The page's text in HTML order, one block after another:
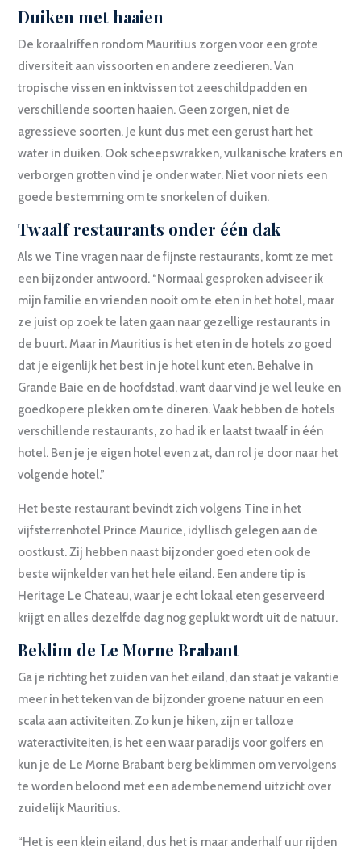
Duiken met haaien
De koraalriffen rondom Mauritius zorgen voor een grote
diversiteit aan vissoorten en andere zeedieren. Van
tropische vissen en inktvissen tot zeeschildpadden en
verschillende soorten haaien. Geen zorgen, niet de
agressieve soorten. Je kunt dus met een gerust hart het
water in duiken. Ook scheepswrakken, vulkanische kraters en
verborgen grotten vind je onder water. Niet voor niets een
goede bestemming om te snorkelen of duiken.
Twaalf restaurants onder één dak
Als we Tine vragen naar de fijnste restaurants, komt ze met
een bijzonder antwoord. “Normaal gesproken adviseer ik
mijn familie en vrienden nooit om te eten in het hotel, maar
ze juist op zoek te laten gaan naar gezellige restaurants in
de buurt. Maar in Mauritius is het eten in de hotels zo goed
dat je eigenlijk het best in je hotel kunt eten. Behalve in
Grande Baie en de hoofdstad, want daar vind je wel leuke en
goedkopere plekken om te dineren. Vaak hebben de hotels
verschillende restaurants, zo had ik er laatst twaalf in één
hotel. Ben je je eigen hotel even zat, dan rol je door naar het
volgende hotel.”
Het beste restaurant bevindt zich volgens Tine in het
vijfsterrenhotel Prince Maurice, idyllisch gelegen aan de
oostkust. Zij hebben naast bijzonder goed eten ook de
beste wijnkelder van het hele eiland. Een andere tip is
Heritage Le Chateau, waar je echt lokaal eten geserveerd
krijgt en alles dezelfde dag nog geplukt wordt uit de natuur.
Beklim de Le Morne Brabant
Ga je richting het zuiden van het eiland, dan staat je vakantie
meer in het teken van de bijzonder groene natuur en een
scala aan activiteiten. Zo kun je hiken, zijn er talloze
wateractiviteiten, is het een waar paradijs voor golfers en
kun je de Le Morne Brabant berg beklimmen om vervolgens
te worden beloond met een adembenemend uitzicht over
zuidelijk Mauritius.
“Het is een klein eiland, dus het is maar anderhalf uur rijden